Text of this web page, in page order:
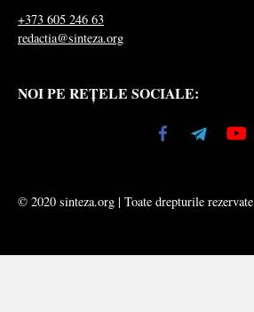
+373 605 246 63
redactia@sinteza.org
NOI PE REȚELE SOCIALE:
© 2020 sinteza.org | Toate drepturile rezervate